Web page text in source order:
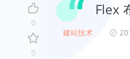
Flex
建站技术
0
0